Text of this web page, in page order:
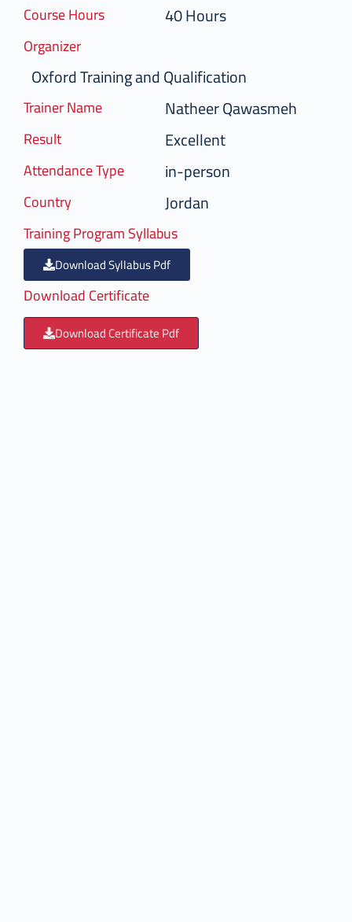
Course Hours 40 Hours
Organizer
Oxford Training and Qualification
Trainer Name Natheer Qawasmeh
Result Excellent
Attendance Type in-person
Country Jordan
Training Program Syllabus
Download Syllabus Pdf
Download Certificate
Download Certificate Pdf